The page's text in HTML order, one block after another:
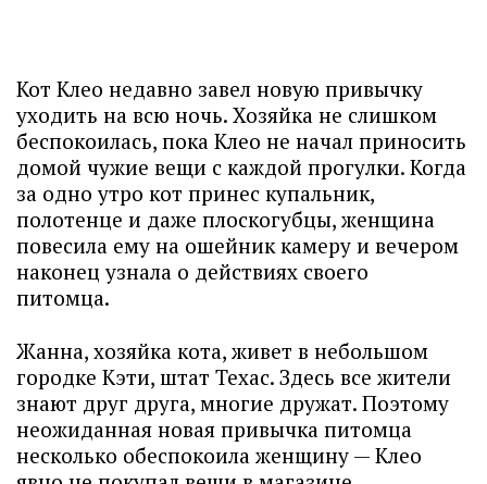
Кот Клео недавно завел новую привычку
уходить на всю ночь. Хозяйка не слишком
беспокоилась, пока Клео не начал приносить
домой чужие вещи с каждой прогулки. Когда
за одно утро кот принес купальник,
полотенце и даже плоскогубцы, женщина
повесила ему на ошейник камеру и вечером
наконец узнала о действиях своего
питомца.
Жанна, хозяйка кота, живет в небольшом
городке Кэти, штат Техас. Здесь все жители
знают друг друга, многие дружат. Поэтому
неожиданная новая привычка питомца
несколько обеспокоила женщину — Клео